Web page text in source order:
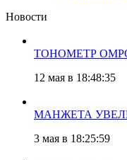
Новости
ТОНОМЕТР
12 мая в 18:48:35
МАНЖЕТА
3 мая в 18:25:59